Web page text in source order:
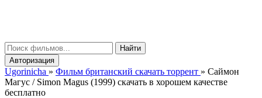
Найти
Авторизация
Ugorinicha » Фильм британский скачать торрент » Саймон
Магус / Simon Magus (1999) скачать в хорошем качестве
бесплатно